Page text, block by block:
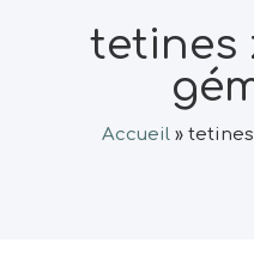
tetines
Accueil»